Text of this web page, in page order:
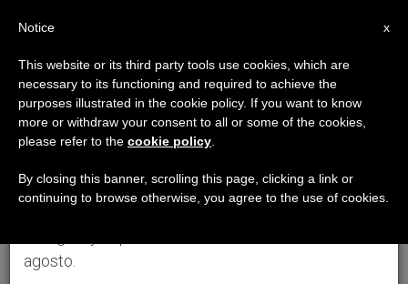
×
Aviso importante
Del 27 de julio al 7 de agosto haremos la pausa
anual, aprovechando que en el periodo de verano
se generan menos informaciones y también el
agosto.
x
Notice
This website or its third party tools use cookies, which are
necessary to its functioning and required to achieve the
purposes illustrated in the cookie policy. If you want to know
more or withdraw your consent to all or some of the cookies,
please refer to the cookie policy
By closing this banner, scrolling this page, clicking a link or
continuing to browse otherwise, you agree to the use of cookies.